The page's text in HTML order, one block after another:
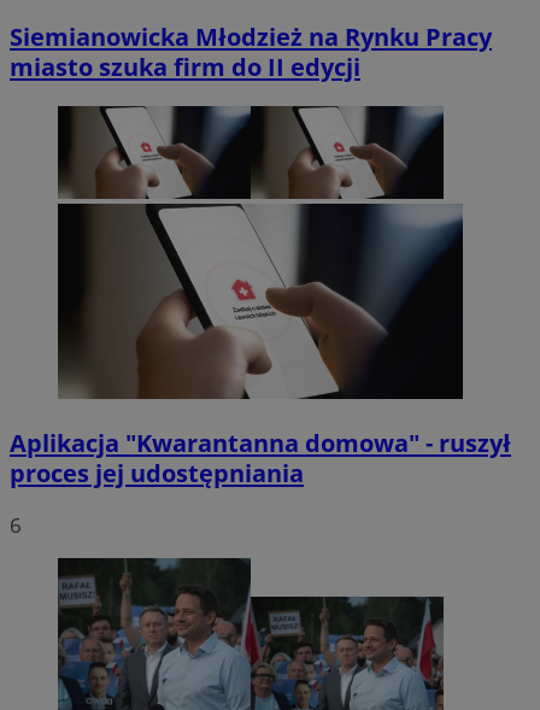
Siemianowicka Młodzież na Rynku Pracy
miasto szuka firm do II edycji
Aplikacja "Kwarantanna domowa" - ruszył
proces jej udostępniania
6